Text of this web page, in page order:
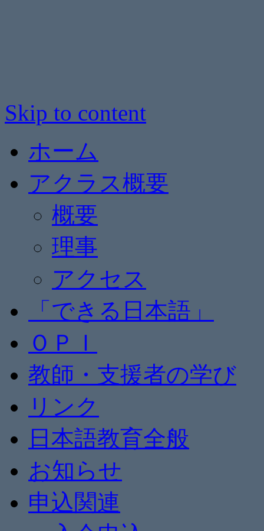
Skip to content
ホーム
アクラス概要
概要
理事
アクセス
「できる日本語」
ＯＰＩ
教師・支援者の学び
リンク
日本語教育全般
お知らせ
申込関連